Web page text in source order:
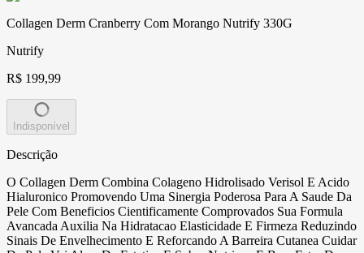
Collagen Derm Cranberry Com Morango Nutrify 330G
Nutrify
R$ 199,99
Indisponível
Descrição
O Collagen Derm Combina Colageno Hidrolisado Verisol E Acido
Hialuronico Promovendo Uma Sinergia Poderosa Para A Saude Da
Pele Com Beneficios Cientificamente Comprovados Sua Formula
Avancada Auxilia Na Hidratacao Elasticidade E Firmeza Reduzindo
Sinais De Envelhecimento E Reforcando A Barreira Cutanea Cuidar